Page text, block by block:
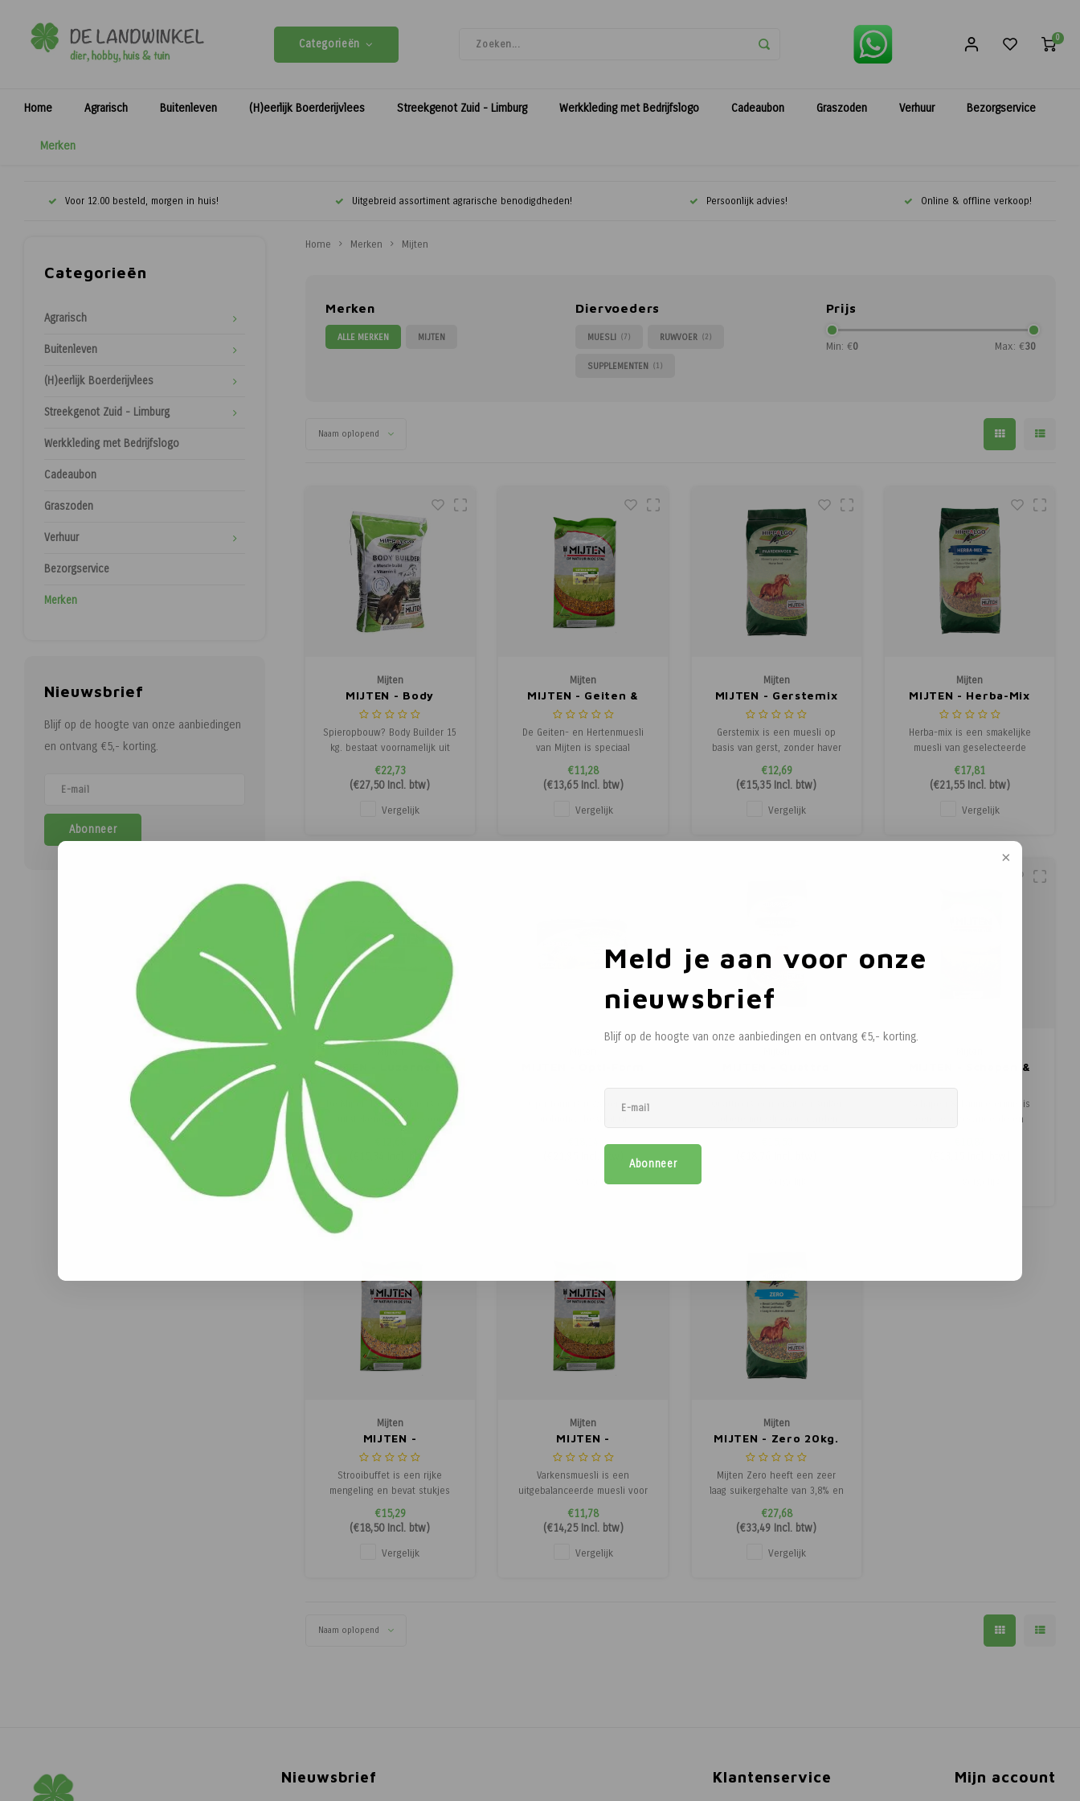
Meld je aan voor onze
nieuwsbrief
Blijf op de hoogte van onze aanbiedingen en ontvang €5,- korting.
Abonneer
Categorieën 0
Home Agrarisch Buitenleven (H)eerlijk Boerderijvlees Streekgenot Zuid - Limburg Werkkleding met Bedrijfslogo Cadeaubon Graszoden Verhuur Bezorgservice
Merken
Voor 12.00 besteld, morgen in huis! Uitgebreid assortiment agrarische benodigdheden! Persoonlijk advies! Online & offline verkoop!
Categorieën
Agrarisch
Buitenleven
(H)eerlijk Boerderijvlees
Streekgenot Zuid - Limburg
Werkkleding met Bedrijfslogo
Cadeaubon
Graszoden
Verhuur
Bezorgservice
Merken
Nieuwsbrief
Blijf op de hoogte van onze aanbiedingen
en ontvang €5,- korting.
Abonneer
Home Merken Mijten
Merken
ALLE MERKEN MIJTEN
Diervoeders
MUESLI (7) RUWVOER (2)
SUPPLEMENTEN (1)
Prijs
Min: €0 Max: €30
Naam oplopend
Mijten
MIJTEN - Body
Builder 15kg.
Spieropbouw? Body Builder 15
kg. bestaat voornamelijk uit
rijstzemelen en levert de juiste
bouwstoffen om de
spieropbouw te ondersteunen
bij paarden, zonder dat de
is een bron van essentiële
€22,73
(€27,50Incl. btw)
Vergelijk
Mijten
MIJTEN - Geiten &
Hertenmix 15kg.
De Geiten- en Hertenmuesli
van Mijten is speciaal
samengesteld voor geiten en
herten, ontworpen om te
voorzien in hun
voedingsbehoeften. Dit muesli-
combinatie van hoogwaardige
€11,28
(€13,65Incl. btw)
Vergelijk
Mijten
MIJTEN - Gerstemix
20kg.
Gerstemix is een muesli op
basis van gerst, zonder haver
voor jonge en opgroeiende
paarden, drachtige merries en
volwassen paarden als voor
sportpaarden. Deze
bijzonder geschikt voor
€12,69
(€15,35Incl. btw)
Vergelijk
Mijten
MIJTEN - Herba-Mix
20kg.
Herba-mix is een smakelijke
muesli van geselecteerde
granen met haver en een
uniek kruidenmengsel. Het
bevat bovendien ook
natuurlijke vitamine E, dit is
€17,81
(€21,55Incl. btw)
Vergelijk
MIJTEN - Luzerne Mix
De Mijten Luzerne Mix is een
uitstekende keuze voor
paardenbezitters die op zoek
zijn naar kwalitatief
hoogwaardig voer. Luzerne is
bijzonder rijk aan eiwitten en
vezels, wat het een ideale
optie maakt voor paarden die
extra voedingsstoffen nodig
Incl. btw)
Vergelijk
Opti-form is ruwvoer met
grassen zoals Timothy, planten,
gistbacteriën die de
Vergelijk
MIJTEN - Schapen &
Schapen & Lammerenmix is
een zeer gevarieerde en
Mijten
MIJTEN -
Strooibuffet
Strooibuffet is een rijke
mengeling en bevat stukjes
pinda en mais,
zonnebloempitten en veel
kleine zaden voor een
diversiteit aan vogels in uw
€15,29
(€18,50Incl. btw)
Vergelijk
Mijten
MIJTEN -
Varkensmuesli 12.5kg.
Varkensmuesli is een
uitgebalanceerde muesli voor
hobbymatig gehouden varkens
zoals hangbuikzwijnen,
everzwijnen en minivarkens.
Het voer is afgestemd op de
€11,78
(€14,25Incl. btw)
Vergelijk
Mijten
MIJTEN - Zero 20kg.
Mijten Zero heeft een zeer
laag suikergehalte van 3,8% en
zetmeelgehalte van 4,8%
bestaat uit een zeer
uitgebreid, natuurgeoriënteerd
grondstoffenpallet. Hele
€27,68
(€33,49 Incl. btw)
Vergelijk
Naam oplopend
Nieuwsbrief Klantenservice Mijn account